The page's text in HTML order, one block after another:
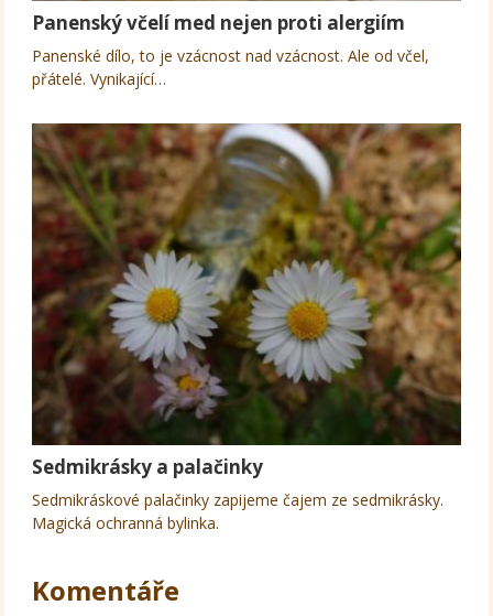
Panenský včelí med nejen proti alergiím
Panenské dílo, to je vzácnost nad vzácnost. Ale od včel,
přátelé. Vynikající…
Sedmikrásky a palačinky
Sedmikráskové palačinky zapijeme čajem ze sedmikrásky.
Magická ochranná bylinka.
Komentáře